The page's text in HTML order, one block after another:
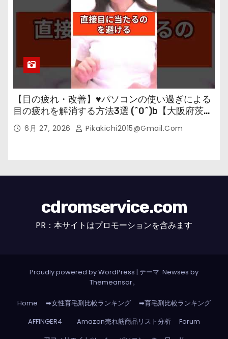
【目の疲れ・改善】♥パソコンの使い過ぎによる
目の疲れを解消する方法3選 (^0^)b【大阪府茨木
市の女性・美容鍼灸・整体師が教えます。】
6月 27, 2026 Pikakichi2015@gmail.com
cdromservice.com
PR：本サイトはプロモーションを含みます
Proudly powered by WordPress | テーマ: Newses by
Themeansar。
Home ➡女性育毛剤比較ランキング
➡育毛剤比較ランキング
AFFINGER4
Amazon売れ筋商品リスト分析
Forum